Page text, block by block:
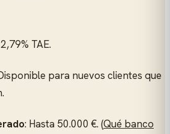
TAE.
para nuevos clientes que
: Hasta 50.000 €. (Qué banco